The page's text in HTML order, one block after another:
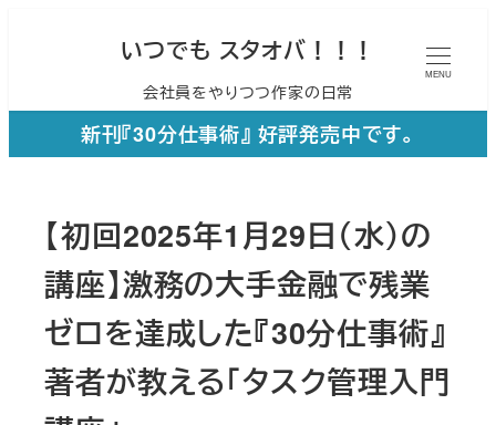
ン
いつでも スタオバ！！！
会社員をやりつつ作家の日常
MENU
新刊『30分仕事術』 好評発売中です。
【初回2025年1月29日（水）の
講座】激務の大手金融で残業
ゼロを達成した『30分仕事術』
著者が教える「タスク管理入門